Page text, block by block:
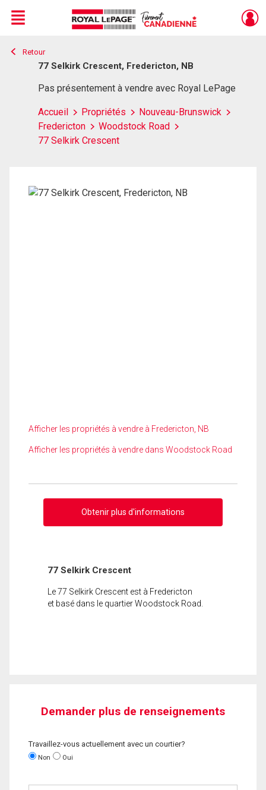
Live
En Direct
Menu
Retour
77 Selkirk Crescent, Fredericton, NB
Pas présentement à vendre avec Royal LePage
Accueil Propriétés
Nouveau-Brunswick
Fredericton
Woodstock Road
77 Selkirk Crescent
Afficher les propriétés à vendre à Fredericton, NB
Afficher les propriétés à vendre dans Woodstock Road
Obtenir plus d'informations
77 Selkirk Crescent
Le 77 Selkirk Crescent est à Fredericton
et basé dans le quartier Woodstock Road.
Demander plus de renseignements
Travaillez-vous actuellement avec un courtier?
Non Oui